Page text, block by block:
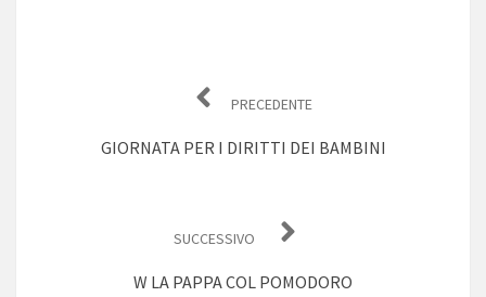
PRECEDENTE
GIORNATA PER I DIRITTI DEI BAMBINI
SUCCESSIVO
W LA PAPPA COL POMODORO